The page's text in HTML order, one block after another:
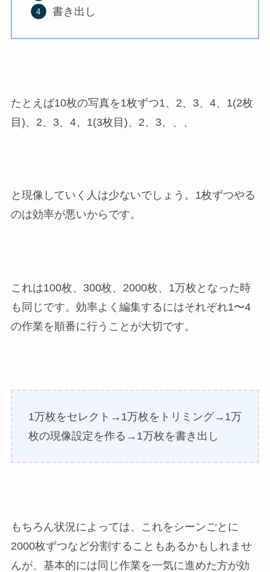
書き出し
たとえば10枚の写真を1枚ずつ1、2、3、4、1(2枚
目)、2、3、4、1(3枚目)、2、3、、、
と現像していく人は少ないでしょう。1枚ずつやる
のは効率が悪いからです。
これは100枚、300枚、2000枚、1万枚となった時
も同じです。効率よく編集するにはそれぞれ1〜4
の作業を順番に行うことが大切です。
1万枚をセレクト→1万枚をトリミング→1万
枚の現像設定を作る→1万枚を書き出し
もちろん状況によっては、これをシーンごとに
2000枚ずつなど分割することもあるかもしれませ
んが、基本的には同じ作業を一気に進めた方が効